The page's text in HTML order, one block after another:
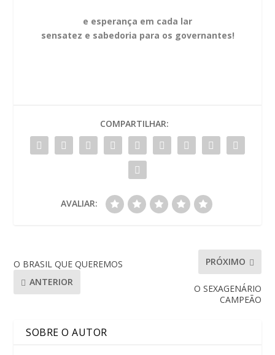
e esperança em cada lar
sensatez e sabedoria para os governantes!
COMPARTILHAR:
AVALIAR:
O BRASIL QUE QUEREMOS
ANTERIOR
PRÓXIMO
O SEXAGENÁRIO
CAMPEÃO
SOBRE O AUTOR